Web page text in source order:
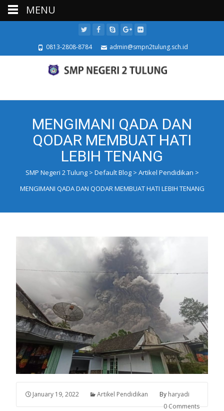
0813-2808-8784 admin@smpn2tulung.sch.id
MENGIMANI QADA DAN
QODAR MEMBUAT HATI
LEBIH TENANG
SMP Negeri 2 Tulung> Default Blog> Artikel Pendidikan >
MENGIMANI QADA DAN QODAR MEMBUAT HATI LEBIH TENANG
January 19, 2022 Artikel Pendidikan By haryadi
0 Comments
MENU